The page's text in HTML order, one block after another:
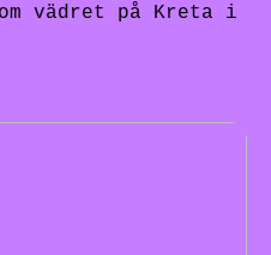
vädret på Kreta i